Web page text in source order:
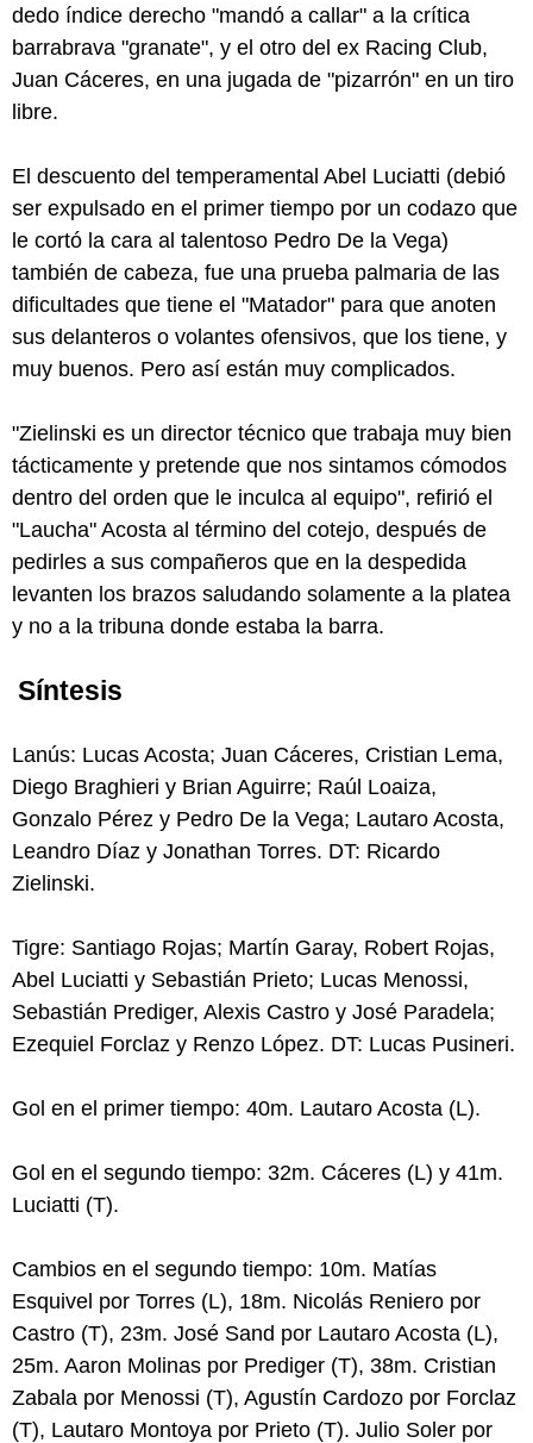
dedo índice derecho "mandó a callar" a la crítica
barrabrava "granate", y el otro del ex Racing Club,
Juan Cáceres, en una jugada de "pizarrón" en un tiro
libre.
El descuento del temperamental Abel Luciatti (debió
ser expulsado en el primer tiempo por un codazo que
le cortó la cara al talentoso Pedro De la Vega)
también de cabeza, fue una prueba palmaria de las
dificultades que tiene el "Matador" para que anoten
sus delanteros o volantes ofensivos, que los tiene, y
muy buenos. Pero así están muy complicados.
"Zielinski es un director técnico que trabaja muy bien
tácticamente y pretende que nos sintamos cómodos
dentro del orden que le inculca al equipo", refirió el
"Laucha" Acosta al término del cotejo, después de
pedirles a sus compañeros que en la despedida
levanten los brazos saludando solamente a la platea
y no a la tribuna donde estaba la barra.
Síntesis
Lanús: Lucas Acosta; Juan Cáceres, Cristian Lema,
Diego Braghieri y Brian Aguirre; Raúl Loaiza,
Gonzalo Pérez y Pedro De la Vega; Lautaro Acosta,
Leandro Díaz y Jonathan Torres. DT: Ricardo
Zielinski.
Tigre: Santiago Rojas; Martín Garay, Robert Rojas,
Abel Luciatti y Sebastián Prieto; Lucas Menossi,
Sebastián Prediger, Alexis Castro y José Paradela;
Ezequiel Forclaz y Renzo López. DT: Lucas Pusineri.
Gol en el primer tiempo: 40m. Lautaro Acosta (L).
Gol en el segundo tiempo: 32m. Cáceres (L) y 41m.
Luciatti (T).
Cambios en el segundo tiempo: 10m. Matías
Esquivel por Torres (L), 18m. Nicolás Reniero por
Castro (T), 23m. José Sand por Lautaro Acosta (L),
25m. Aaron Molinas por Prediger (T), 38m. Cristian
Zabala por Menossi (T), Agustín Cardozo por Forclaz
(T), Lautaro Montoya por Prieto (T). Julio Soler por